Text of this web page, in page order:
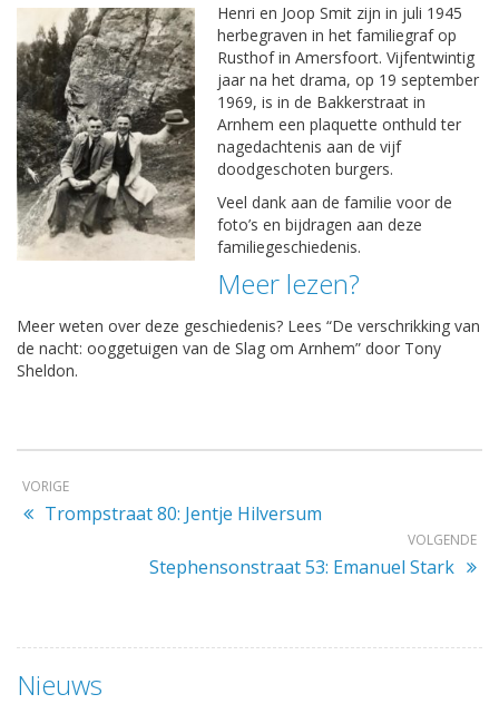
Henri en Joop Smit zijn in juli 1945
herbegraven in het familiegraf op
Rusthof in Amersfoort. Vijfentwintig
jaar na het drama, op 19 september
1969, is in de Bakkerstraat in
Arnhem een plaquette onthuld ter
nagedachtenis aan de vijf
doodgeschoten burgers.
Veel dank aan de familie voor de
foto’s en bijdragen aan deze
familiegeschiedenis.
Meer lezen?
Meer weten over deze geschiedenis? Lees “De verschrikking van
de nacht: ooggetuigen van de Slag om Arnhem” door Tony
Sheldon.
VORIGE
Trompstraat 80: Jentje Hilversum
VOLGENDE
Stephensonstraat 53: Emanuel Stark
Nieuws